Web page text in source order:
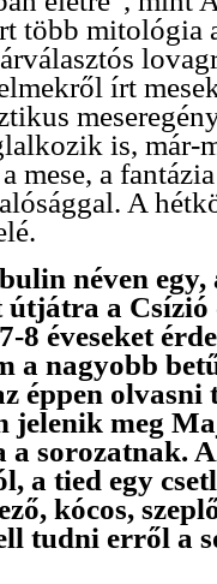
több mitológia
írt
is, már-
mese, a
A
néven egy,
útjátra a
8 éveseket
a nagyobb
éppen
jelenik meg
a sorozatnak.
a tied egy
kócos,
tudni erről a